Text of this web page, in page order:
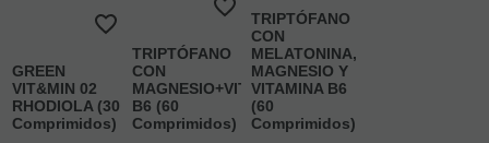
GREEN
VIT&MIN 02
RHODIOLA (30
Comprimidos)
TRIPTÓFANO
CON
MAGNESIO+VITAMINA
B6 (60
Comprimidos)
TRIPTÓFANO
CON
MELATONINA,
MAGNESIO Y
VITAMINA B6
(60
Comprimidos)